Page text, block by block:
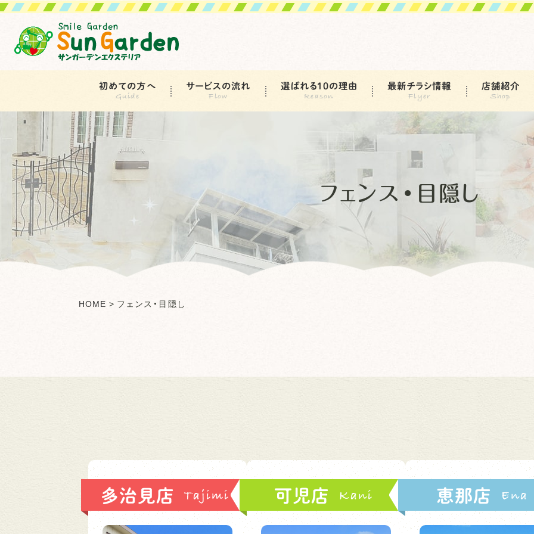
初めての方へ サービスの流れ 選ばれる10の理由 最新チラシ情報 店舗紹介
フェンス・目隠し
HOME > フェンス・目隠し
多治見店 可児店 恵那店